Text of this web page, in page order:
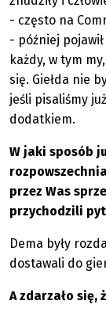
- często na
- później
każdy, w tym
się. Giełda nie
jeśli pisaliśmy
dodatkiem.
W jaki sposób
przez Was
przychodzili
Dema były
dostawali do
A zdarzało się,